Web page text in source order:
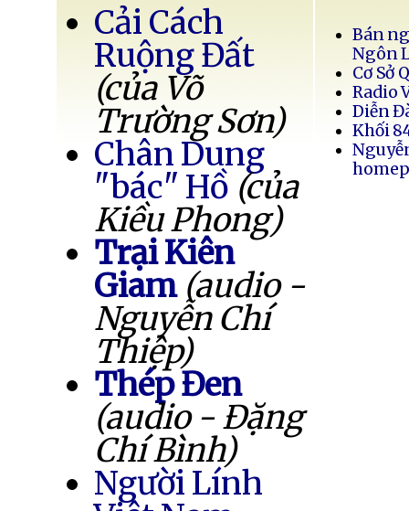
Cải Cách
Ruộng Đất
(của Võ
Trường Sơn)
Chân Dung
"bác" Hồ (của
Kiều Phong)
Trại Kiên
Giam (audio -
Nguyễn Chí
Thiệp)
Thép Đen
(audio - Đặng
Chí Bình)
Người Lính
Bán
Ngôn
Cơ Sở
Radio
Diễn
Khối